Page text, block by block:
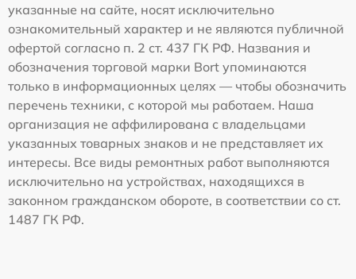
указанные на сайте, носят исключительно
ознакомительный характер и не являются публичной
офертой согласно п. 2 ст. 437 ГК РФ. Названия и
обозначения торговой марки Bort упоминаются
только в информационных целях — чтобы обозначить
перечень техники, с которой мы работаем. Наша
организация не аффилирована с владельцами
указанных товарных знаков и не представляет их
интересы. Все виды ремонтных работ выполняются
исключительно на устройствах, находящихся в
законном гражданском обороте, в соответствии со ст.
1487 ГК РФ.